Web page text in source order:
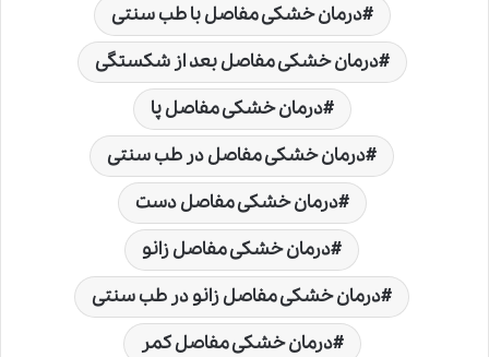
درمان خشکی مفاصل با طب سنتی
درمان خشکی مفاصل بعد از شکستگی
درمان خشکی مفاصل پا
درمان خشکی مفاصل در طب سنتی
درمان خشکی مفاصل دست
درمان خشکی مفاصل زانو
درمان خشکی مفاصل زانو در طب سنتی
درمان خشکی مفاصل کمر